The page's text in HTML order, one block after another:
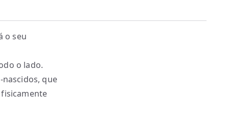
o seu
o lado.
que